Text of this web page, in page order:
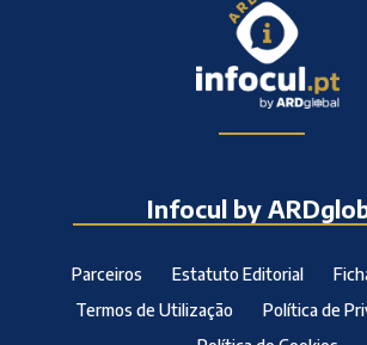
Infocul by
Parceiros Estatuto Editorial
Termos de Utilização
Política de